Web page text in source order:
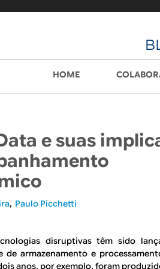
HOME
e suas
Paulo Picchetti
disruptivas têm sido
de armazenamento e
anos, por exemplo, foram